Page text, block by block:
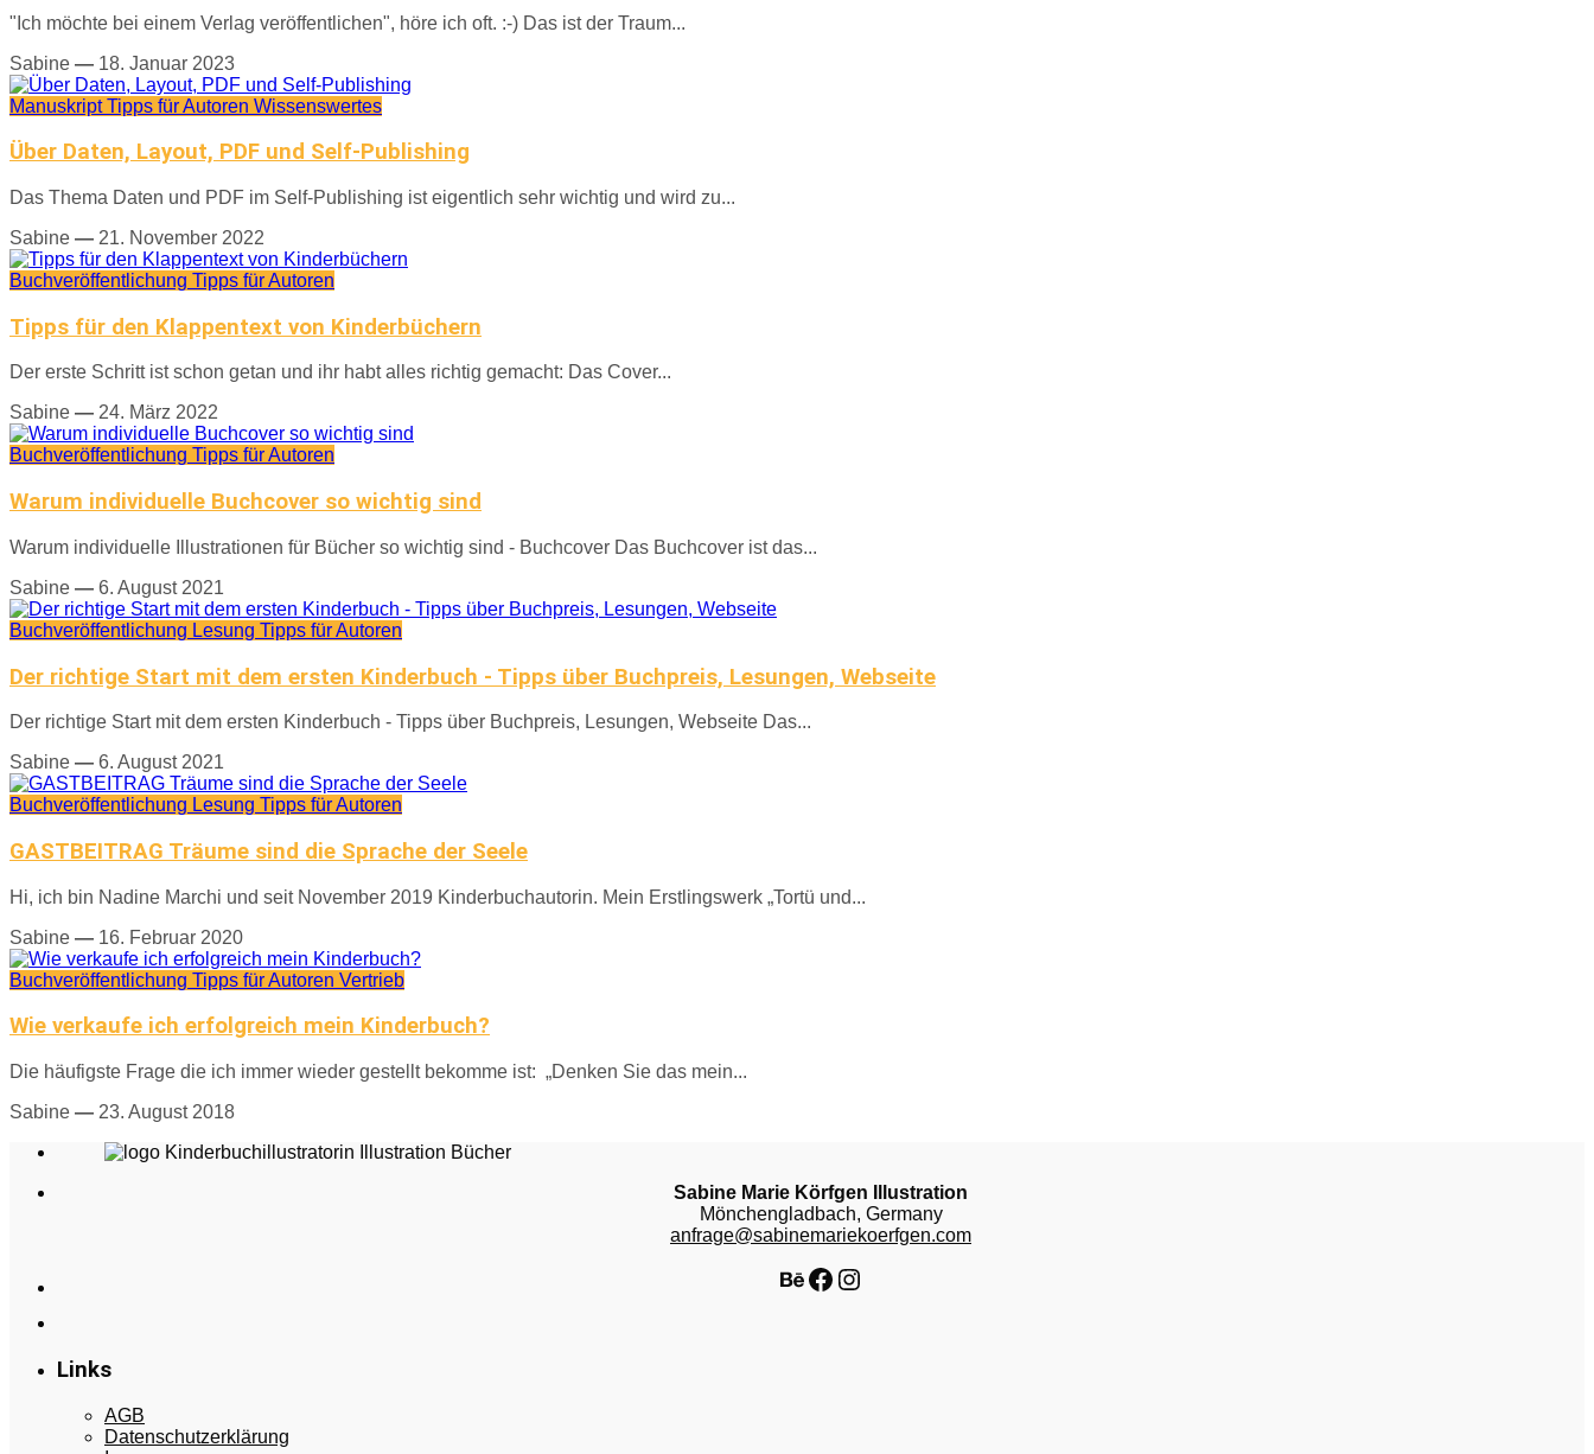
"Ich möchte bei einem Verlag veröffentlichen", höre ich oft. :-) Das ist der Traum...
Sabine — 18. Januar 2023
ManuskriptTipps für Autoren Wissenswertes
Über Daten, Layout, PDF und Self-Publishing
Das Thema Daten und PDF im Self-Publishing ist eigentlich sehr wichtig und wird zu...
Sabine — 21. November 2022
Buchveröffentlichung Tipps für Autoren
Tipps für den Klappentext von Kinderbüchern
Der erste Schritt ist schon getan und ihr habt alles richtig gemacht: Das Cover...
Sabine — 24. März 2022
Buchveröffentlichung Tipps für Autoren
Warum individuelle Buchcover so wichtig sind
Warum individuelle Illustrationen für Bücher so wichtig sind - Buchcover Das Buchcover ist das...
Sabine — 6. August 2021
Buchveröffentlichung Lesung Tipps für Autoren
Der richtige Start mit dem ersten Kinderbuch - Tipps über Buchpreis, Lesungen, Webseite
Der richtige Start mit dem ersten Kinderbuch - Tipps über Buchpreis, Lesungen, Webseite Das...
Sabine — 6. August 2021
Buchveröffentlichung Lesung Tipps für Autoren
GASTBEITRAG Träume sind die Sprache der Seele
Hi, ich bin Nadine Marchi und seit November 2019 Kinderbuchautorin. Mein Erstlingswerk „Tortü und...
Sabine — 16. Februar 2020
Buchveröffentlichung Tipps für Autoren Vertrieb
Wie verkaufe ich erfolgreich mein Kinderbuch?
Die häufigste Frage die ich immer wieder gestellt bekomme ist: „Denken Sie das mein...
Sabine — 23. August 2018
Sabine Marie Körfgen Illustration
Mönchengladbach, Germany
anfrage@sabinemariekoerfgen.com
Behance
Facebook
Instagram
Links
AGB
Datenschutzerklärung